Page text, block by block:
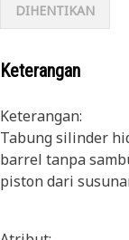
DIHENTIKAN
Keterangan
Keterangan:
Tabung silinder
barrel tanpa
piston dari